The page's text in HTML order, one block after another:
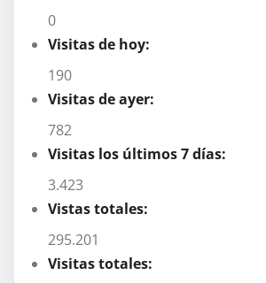
0
Visitas de hoy:
190
Visitas de ayer:
782
Visitas los últimos 7 días:
3.423
Vistas totales:
295.201
Visitas totales: